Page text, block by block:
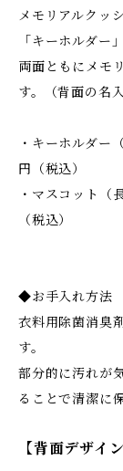
メモリアルクッ
「キーホルダー
両面ともにメモ
す。（背面の名
・キーホルダ
円（税込）
・マスコット
（税込）
◆お手入れ方法
衣料用除菌消臭
す。
部分的に汚れが
ることで清潔に
【背面デザイ